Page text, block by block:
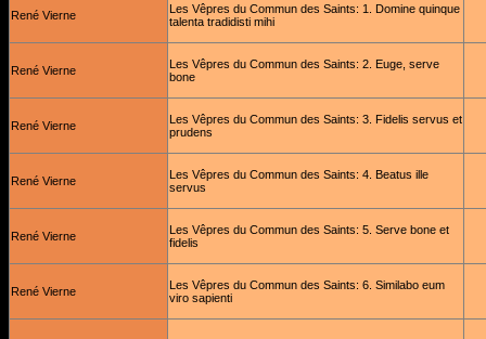
René Vierne
Les Vêpres du Commun des Saints: 1. Domine quinque
talenta tradidisti mihi
René Vierne
Les Vêpres du Commun des Saints: 2. Euge, serve
bone
René Vierne
Les Vêpres du Commun des Saints: 3. Fidelis servus et
prudens
René Vierne
Les Vêpres du Commun des Saints: 4. Beatus ille
servus
René Vierne
Les Vêpres du Commun des Saints: 5. Serve bone et
fidelis
René Vierne
Les Vêpres du Commun des Saints: 6. Similabo eum
viro sapienti